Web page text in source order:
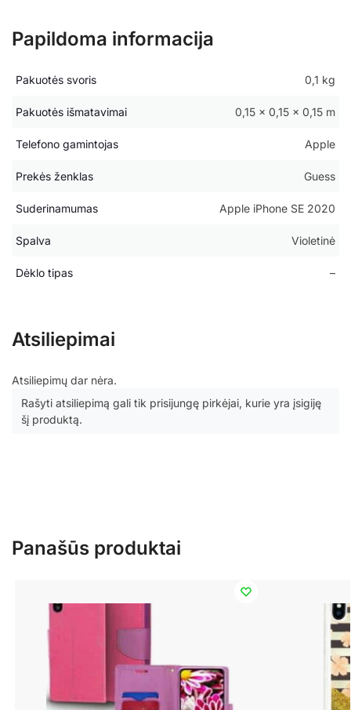
Papildoma informacija
Pakuotės svoris 0,1 kg
Pakuotės išmatavimai 0,15 × 0,15 × 0,15 m
Telefono gamintojas Apple
Prekės ženklas Guess
Suderinamumas Apple iPhone SE 2020
Spalva Violetinė
Dėklo tipas –
Atsiliepimai
Atsiliepimų dar nėra.
Rašyti atsiliepimą gali tik prisijungę pirkėjai, kurie yra įsigiję
šį produktą.
Panašūs produktai